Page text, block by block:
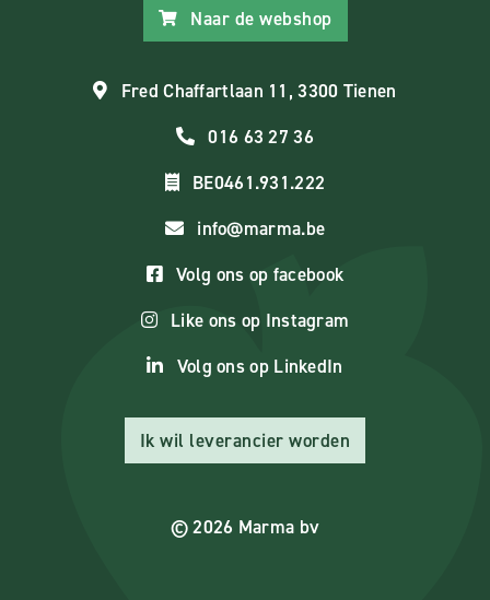
Naar de webshop
Fred Chaffartlaan 11, 3300 Tienen
016 63 27 36
BE0461.931.222
info@marma.be
Volg ons op facebook
Like ons op Instagram
Volg ons op LinkedIn
Ik wil leverancier worden
© 2026 Marma bv